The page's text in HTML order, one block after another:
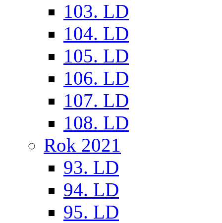
103. LD
104. LD
105. LD
106. LD
107. LD
108. LD
Rok 2021
93. LD
94. LD
95. LD